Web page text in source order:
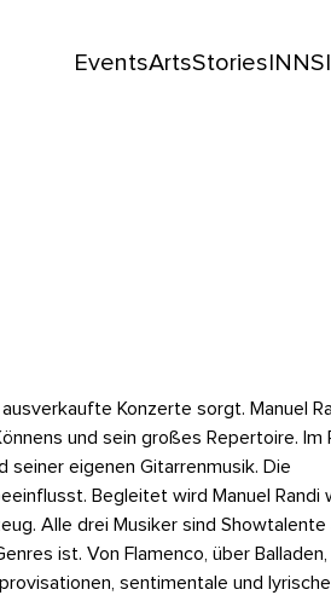
EventsArtsStories
Konzerte sorgt. Manuel
und sein großes Repertoire. Im
seiner eigenen Gitarrenmusik. Die
Begleitet wird Manuel Randi
Alle drei Musiker sind
ist. Von Flamenco, über Balladen,
sentimentale und lyrische